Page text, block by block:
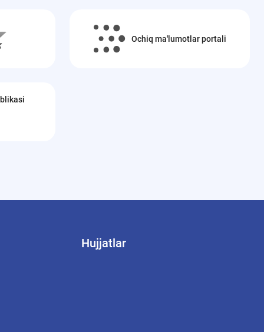
Ochiq ma'lumotlar portali
Hujjatlar